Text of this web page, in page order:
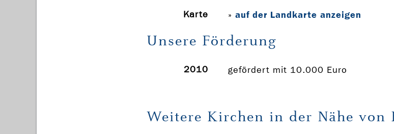
Karte
» auf der Landkarte anzeigen
Unsere Förderung
2010 gefördert mit 10.000 Euro
Weitere Kirchen in der Nähe von